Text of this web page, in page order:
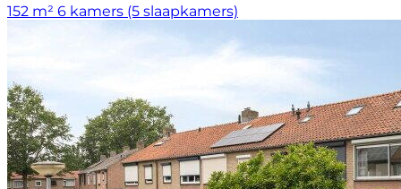
152 m² 6 kamers (5 slaapkamers)